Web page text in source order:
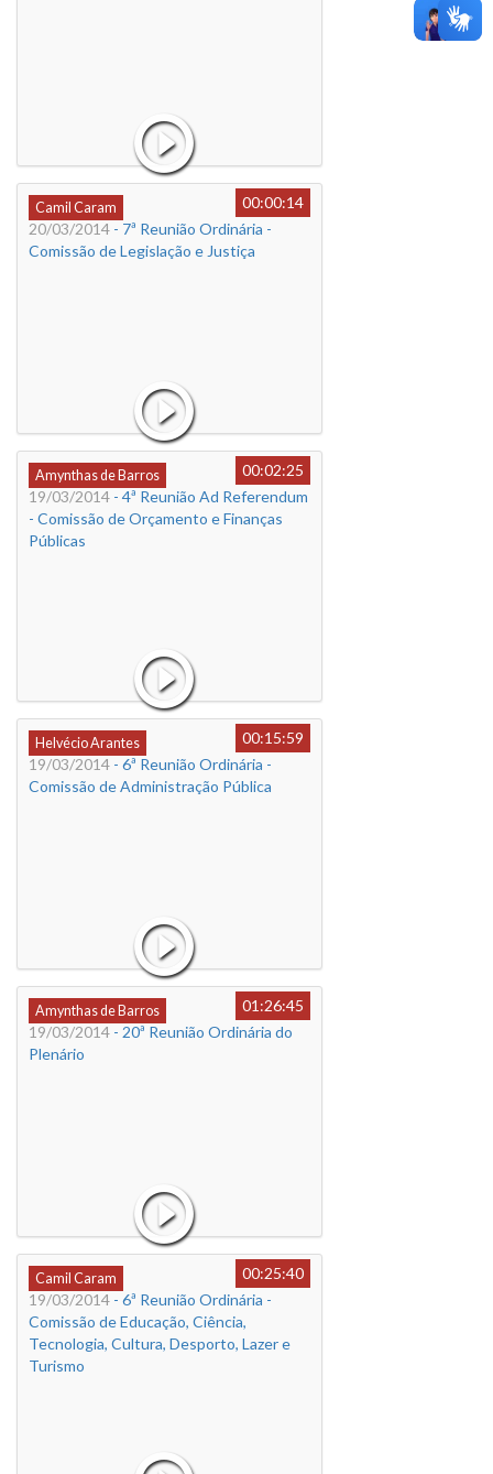
Camil Caram
00:00:14
20/03/2014 - 7ª Reunião Ordinária -
Comissão de Legislação e Justiça
Amynthas de Barros
00:02:25
19/03/2014 - 4ª Reunião Ad Referendum
- Comissão de Orçamento e Finanças
Públicas
Helvécio Arantes
00:15:59
19/03/2014 - 6ª Reunião Ordinária -
Comissão de Administração Pública
Amynthas de Barros
01:26:45
19/03/2014 - 20ª Reunião Ordinária do
Plenário
Camil Caram
00:25:40
19/03/2014 - 6ª Reunião Ordinária -
Comissão de Educação, Ciência,
Tecnologia, Cultura, Desporto, Lazer e
Turismo